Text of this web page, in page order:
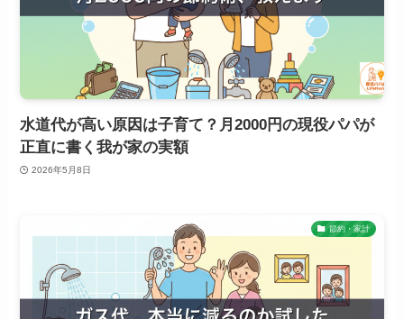
水道代が高い原因は子育て？月2000円の現役パパが
正直に書く我が家の実額
2026年5月8日
節約・家計